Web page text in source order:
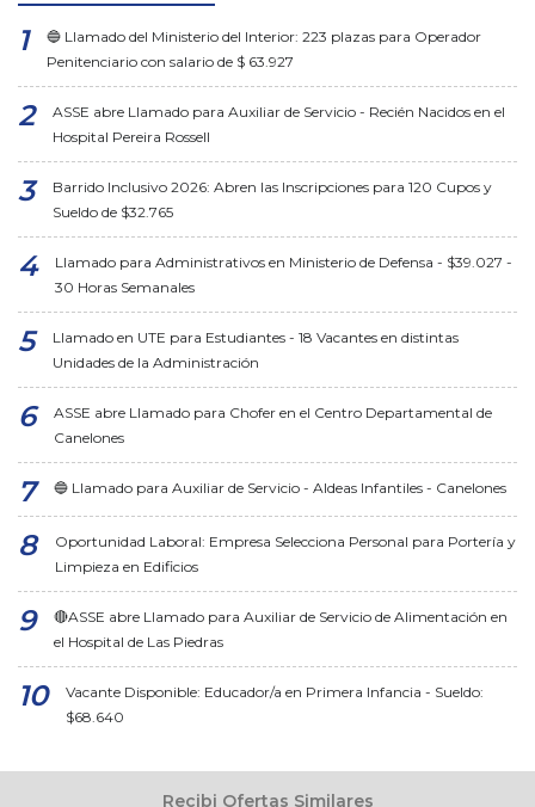
🔵 Llamado del Ministerio del Interior: 223 plazas para Operador
Penitenciario con salario de $ 63.927
ASSE abre Llamado para Auxiliar de Servicio - Recién Nacidos en el
Hospital Pereira Rossell
Barrido Inclusivo 2026: Abren las Inscripciones para 120 Cupos y
Sueldo de $32.765
Llamado para Administrativos en Ministerio de Defensa - $39.027 -
30 Horas Semanales
Llamado en UTE para Estudiantes - 18 Vacantes en distintas
Unidades de la Administración
ASSE abre Llamado para Chofer en el Centro Departamental de
Canelones
🔵 Llamado para Auxiliar de Servicio - Aldeas Infantiles - Canelones
Oportunidad Laboral: Empresa Selecciona Personal para Portería y
Limpieza en Edificios
🔴ASSE abre Llamado para Auxiliar de Servicio de Alimentación en
el Hospital de Las Piedras
Vacante Disponible: Educador/a en Primera Infancia - Sueldo:
$68.640
Recibi Ofertas Similares